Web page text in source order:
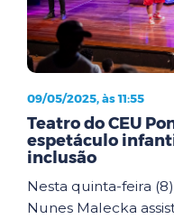
09/05/2025, às 11:55
Teatro do CEU
espetáculo
inclusão
Nesta quinta-feira
Nunes Malecka